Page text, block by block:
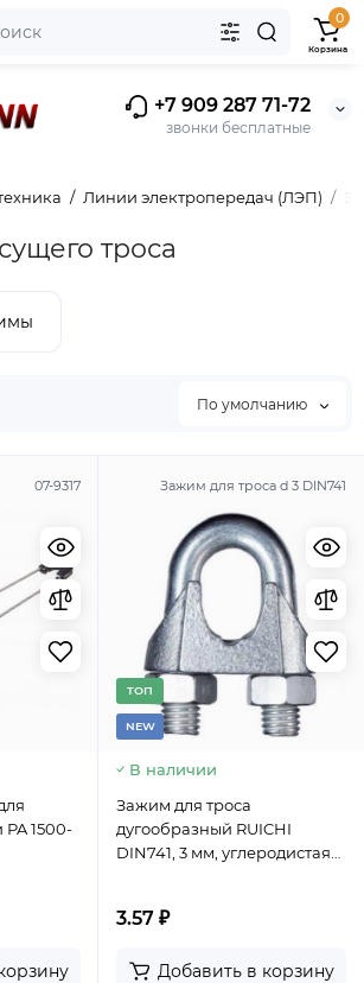
+7 909 287 71-72
звонки бесплатные
0
Корзина
Линии электропередач (ЛЭП)
троса
По умолчанию
07-9317
1500-
Зажим для троса d 3 DIN741
TОП
NEW
В наличии
Зажим для троса
дугообразный RUICHI
DIN741, 3 мм, углеродистая
3.57 ₽
Добавить в корзину